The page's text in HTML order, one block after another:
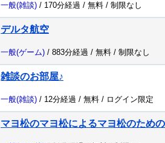
一般(雑談) / 170分経過 / 無料 / 制限なし
デルタ航空
一般(ゲーム) / 883分経過 / 無料 / 制限なし
雑談のお部屋♪
一般(雑談) / 12分経過 / 無料 / ログイン限定
マヨ松のマヨ松によるマヨ松のため